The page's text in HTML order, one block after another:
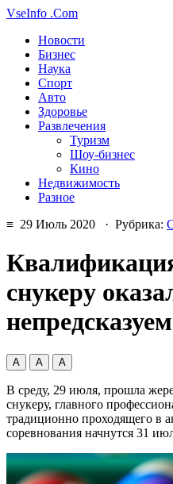
VseInfo .Com
Новости
Бизнес
Наука
Спорт
Авто
Здоровье
Развлечения
Туризм
Шоу-бизнес
Кино
Недвижимость
Разное
≡ 29 Июль 2020 · Рубрика:
снукеру
А А А
В среду, 29 июля, прошла
снукеру, главного
традиционно проходящего в
соревнования начнутся 31